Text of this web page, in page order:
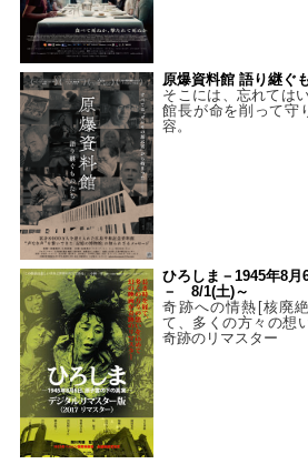
原爆資料館 語り継ぐ
そこには、忘れては
館長が命を削って守
容。
ひろしま－1945年8
－ 8/1(土)～
奇跡への情熱[核廃
て、多くの方々の想
奇跡のリマスター